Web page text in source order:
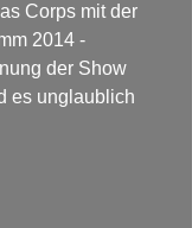
Corps mit der
2014 -
der Show
es unglaublich